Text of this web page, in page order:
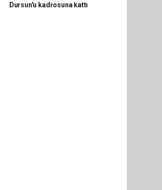
Dursun'u kadrosuna kattı